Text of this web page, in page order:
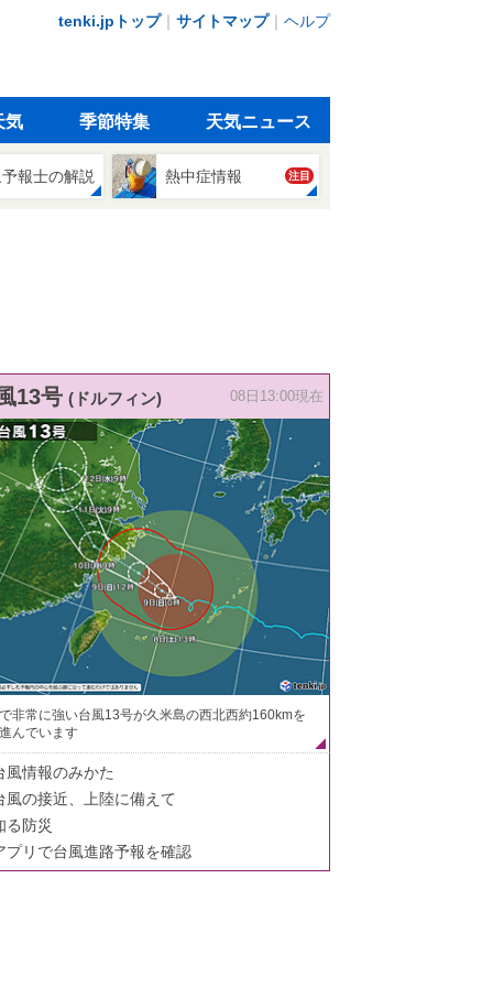
tenki.jpトップ｜ サイトマップ｜ ヘルプ
気 季節特集 天気ニュース
報士の解説 熱中症情報 注目
13号 (ドルフィン) 08日13:00現在
非常に強い台風13号が久米島の西北西約160kmを
んでいます
風情報のみかた
風の接近、上陸に備えて
る防災
プリで台風進路予報を確認